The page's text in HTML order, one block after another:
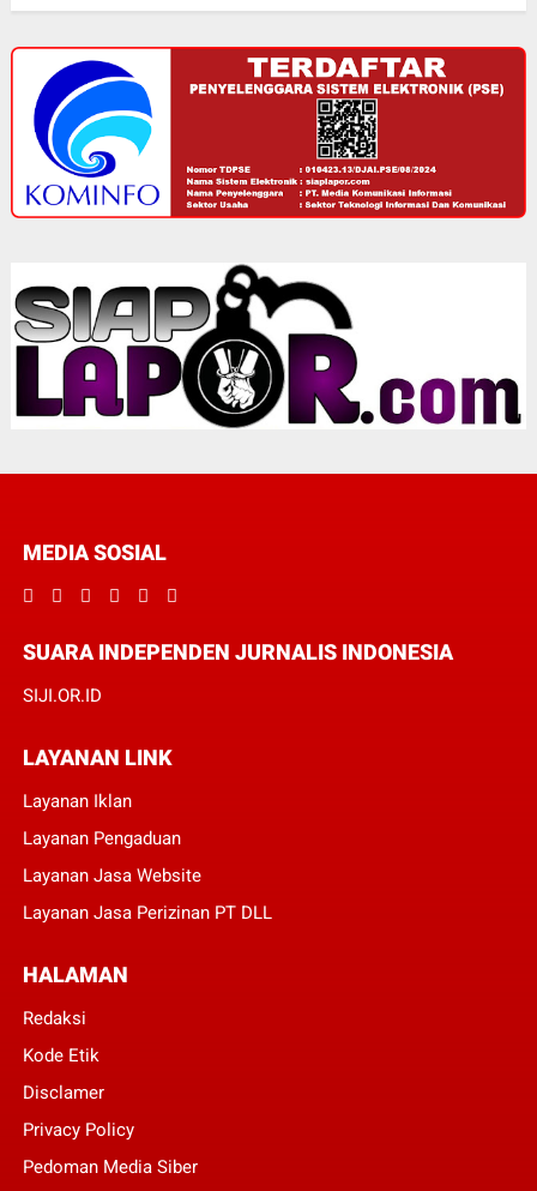
MEDIA SOSIAL
SUARA INDEPENDEN JURNALIS INDONESIA
SIJI.OR.ID
LAYANAN LINK
Layanan Iklan
Layanan Pengaduan
Layanan Jasa Website
Layanan Jasa Perizinan PT DLL
HALAMAN
Redaksi
Kode Etik
Disclamer
Privacy Policy
Pedoman Media Siber